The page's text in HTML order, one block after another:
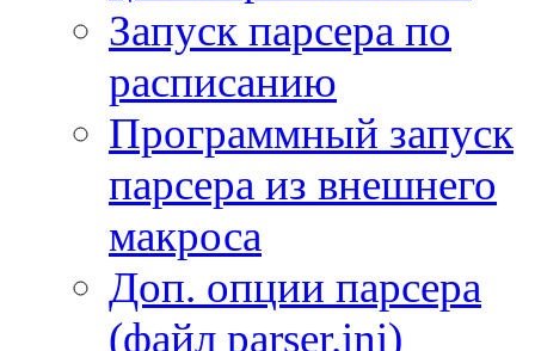
Запуск парсера по
расписанию
Программный запуск
парсера из внешнего
макроса
Доп. опции парсера
(файл parser.ini)